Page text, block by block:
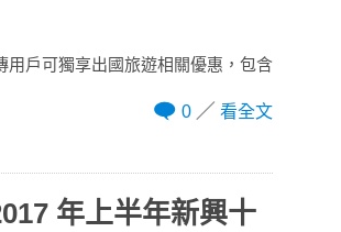
戶可獨享出國旅遊相關優惠，包含
0
看全文
年上半年新興十